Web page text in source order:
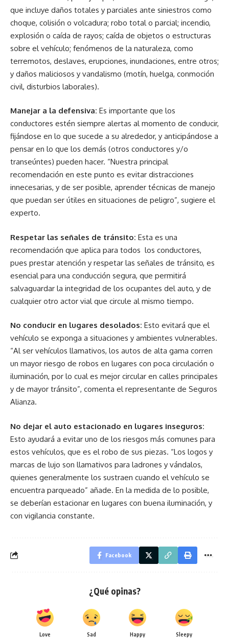
que incluye daños totales y parciales ante siniestros como
choque, colisión o volcadura; robo total o parcial; incendio,
explosión o caída de rayos; caída de objetos o estructuras
sobre el vehículo; fenómenos de la naturaleza, como
terremotos, deslaves, erupciones, inundaciones, entre otros;
y daños maliciosos y vandalismo (motín, huelga, conmoción
civil, disturbios laborales).
Manejar a la defensiva: Es importante que los
conductores estén siempre alertas al momento de conducir,
fijándose en lo que sucede a su alrededor, y anticipándose a
pensar en lo que los demás (otros conductores y/o
transeúntes) pueden hacer. “Nuestra principal
recomendación en este punto es evitar distracciones
innecesarias, y de ser posible, aprender técnicas de manejo
que puedan ser útiles en situaciones de peligro”, sugiere el
experto.
Respetar las señales de tránsito: Esta es una
recomendación que aplica para todos los conductores,
pues prestar atención y respetar las señales de tránsito, es
esencial para una conducción segura, que permitirá
salvaguardar la integridad de los ocupantes del auto, y de
cualquier otro actor vial que circule al mismo tiempo.
No conducir en lugares desolados: Esto evitará que el
vehículo se exponga a situaciones y ambientes vulnerables.
“Al ser vehículos llamativos, los autos de alta gama corren
un mayor riesgo de robos en lugares con poca circulación o
iluminación, por lo cual es mejor circular en calles principales
y de mayor tránsito”, comenta el representante de Seguros
Alianza.
No dejar el auto estacionado en lugares inseguros:
Esto ayudará a evitar uno de los riesgos más comunes para
estos vehículos, que es el robo de sus piezas. “Los logos y
marcas de lujo son llamativos para ladrones y vándalos,
quienes generalmente los sustraen cuando el vehículo se
encuentra parqueado” añade. En la medida de lo posible,
se deberían estacionar en lugares con buena iluminación, y
con vigilancia constante.
Facebook
¿Qué opinas?
Love Sad Happy Sleepy